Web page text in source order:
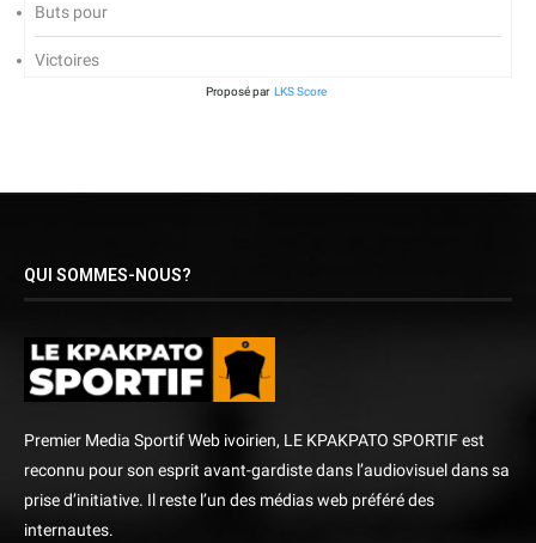
Buts pour
Victoires
Proposé par LKS Score
QUI SOMMES-NOUS?
Premier Media Sportif Web ivoirien, LE KPAKPATO SPORTIF est
reconnu pour son esprit avant-gardiste dans l’audiovisuel dans sa
prise d’initiative. Il reste l’un des médias web préféré des
internautes.